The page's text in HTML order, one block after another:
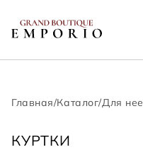
Главная/Каталог/Для нее
КУРТКИ